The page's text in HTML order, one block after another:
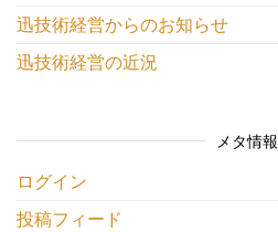
迅技術経営からのお知らせ
迅技術経営の近況
メタ情報
ログイン
投稿フィード